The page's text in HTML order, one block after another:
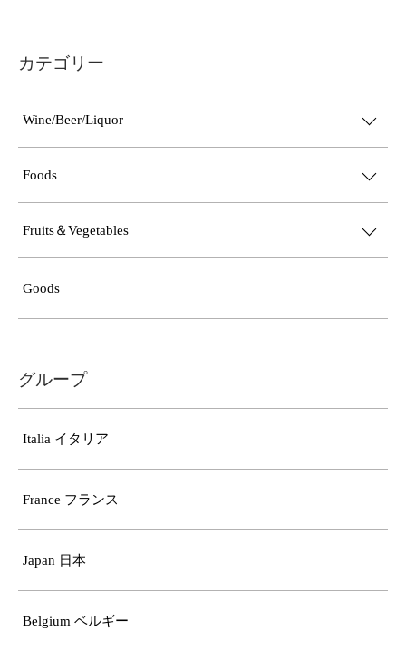
カテゴリー
Wine/Beer/Liquor
Foods
Fruits＆Vegetables
Goods
グループ
Italia イタリア
France フランス
Japan 日本
Belgium ベルギー